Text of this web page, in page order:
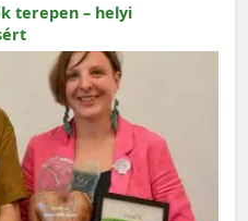
terepen – helyi